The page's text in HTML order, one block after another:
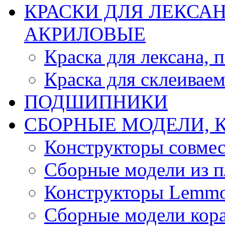
КРАСКИ ДЛЯ
АКРИЛОВЫЕ
Краска для лексана,
Краска для
ПОДШИПНИКИ
CБОРНЫЕ МОДЕЛИ,
Конструкторы
Сборные модели из
Конструкторы
Сборные модели